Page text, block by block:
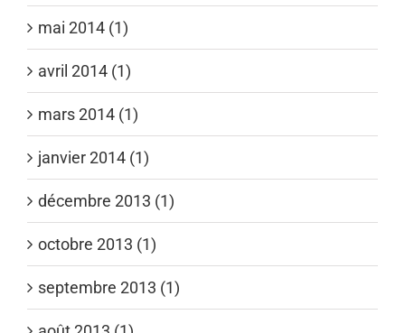
mai 2014 (1)
avril 2014 (1)
mars 2014 (1)
janvier 2014 (1)
décembre 2013 (1)
octobre 2013 (1)
septembre 2013 (1)